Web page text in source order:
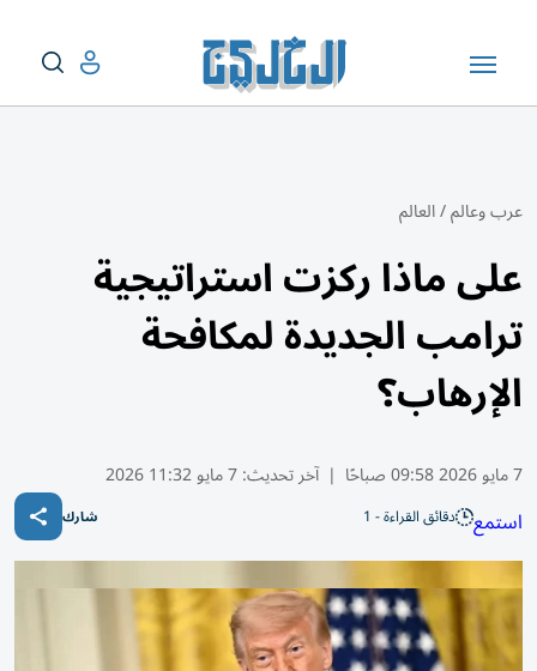
عرب وعالم/العالم
على ماذا ركزت استراتيجية
ترامب الجديدة لمكافحة
الإرهاب؟
7 مايو 2026 09:58 صباحًا | آخر تحديث:7 مايو 11:32 2026
استمع دقائق القراءة - 1 شارك